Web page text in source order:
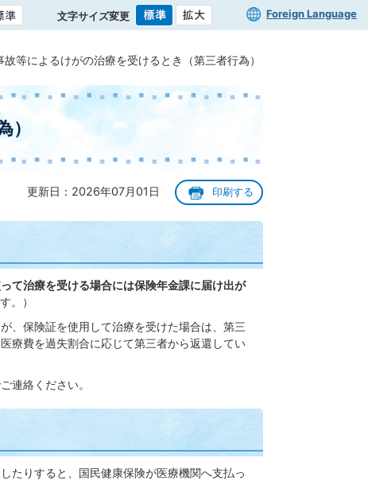
文字サイズ変更 Foreign Language
故等によるけがの治療を受けるとき（第三者行為）
更新日：2026年07月01日 印刷する
て治療を受ける場合には保険年金課に届け出が
。）
、保険証を使用して治療を受けた場合は、第三
療費を過失割合に応じて第三者から返還してい
連絡ください。
たりすると、国民健康保険が医療機関へ支払っ